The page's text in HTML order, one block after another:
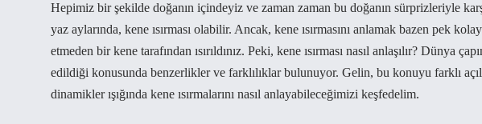
Hepimiz bir şekilde doğanın içindeyiz ve zaman zaman bu doğanın sürprizleriyle
yaz aylarında, kene ısırması olabilir. Ancak, kene ısırmasını anlamak bazen pek
etmeden bir kene tarafından ısırıldınız. Peki, kene ısırması nasıl anlaşılır? Dünya
edildiği konusunda benzerlikler ve farklılıklar bulunuyor. Gelin, bu konuyu farklı
dinamikler ışığında kene ısırmalarını nasıl anlayabileceğimizi keşfedelim.